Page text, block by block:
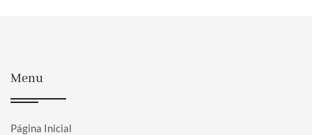
Menu
Página Inicial